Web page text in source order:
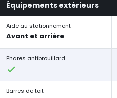
Équipements extérieurs
Aide au stationnement
Avant et arrière
Phares antibrouillard
Barres de toit